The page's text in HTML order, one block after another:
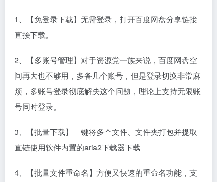
1、【免登录下载】无需登录，打开百度网盘分享链接
直接下载。
2、【多账号管理】对于资源党一族来说，百度网盘空
间再大也不够用，多备几个账号，但是登录切换非常麻
烦，多账号登录彻底解决这个问题，理论上支持无限账
号同时登录。
3、【批量下载】一键将多个文件、文件夹打包并提取
直链使用软件内置的aria2下载器下载
4、【批量文件重命名】方便又快速的重命名功能，支